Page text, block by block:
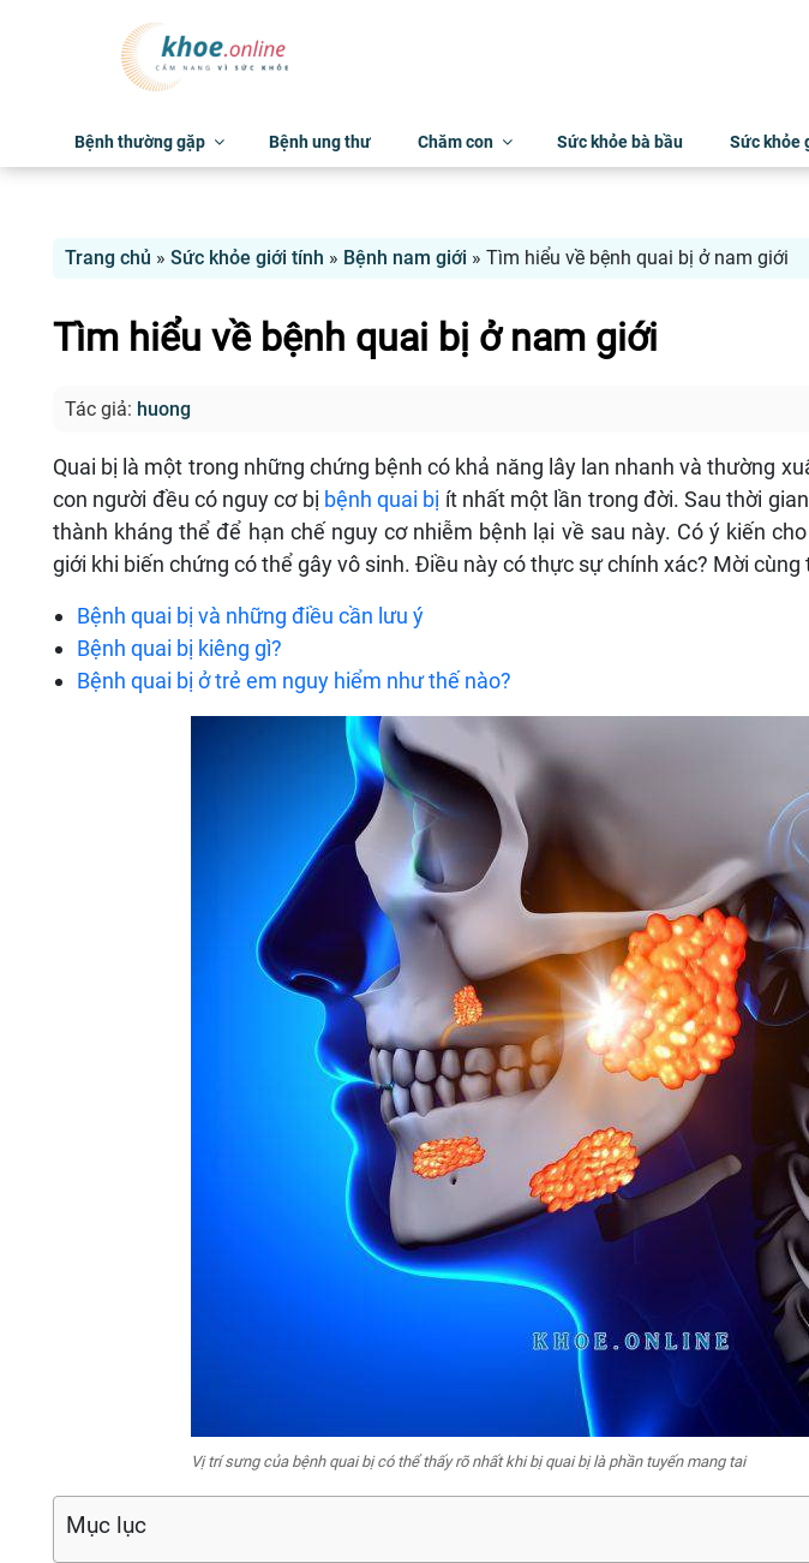
Bệnh thường gặp Bệnh ung thư Chăm con Sức khỏe bà bầu Sức khỏe
Trang chủ » Sức khỏe giới tính » Bệnh nam giới » Tìm hiểu về bệnh quai bị ở nam giới
Tìm hiểu về bệnh quai bị ở nam giới
Tác giả: huong
Quai bị là một trong những chứng bệnh có khả năng lây lan nhanh và thường
con người đều có nguy cơ bị bệnh quai bị ít nhất một lần trong đời. Sau thời
thành kháng thể để hạn chế nguy cơ nhiễm bệnh lại về sau này. Có ý kiến
giới khi biến chứng có thể gây vô sinh. Điều này có thực sự chính xác? Mời
Bệnh quai bị và những điều cần lưu ý
Bệnh quai bị kiêng gì?
Bệnh quai bị ở trẻ em nguy hiểm như thế nào?
Vị trí sưng của bệnh quai bị có thể thấy rõ nhất khi bị quai bị là phần tuyến mang tai
Mục lục